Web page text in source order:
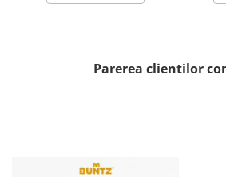
Parerea clientilor